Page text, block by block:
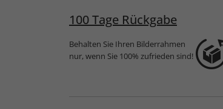
100 Tage Rückgabe
Behalten Sie Ihren Bilderrahmen
nur, wenn Sie 100% zufrieden sind!